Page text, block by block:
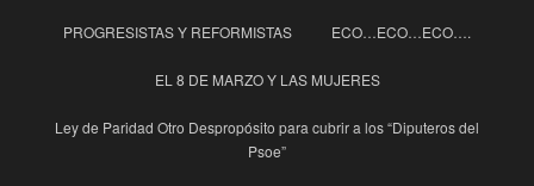
PROGRESISTAS Y REFORMISTAS ECO…ECO…ECO….
EL 8 DE MARZO Y LAS MUJERES
Ley de Paridad Otro Despropósito para cubrir a los “Diputeros del
Psoe”